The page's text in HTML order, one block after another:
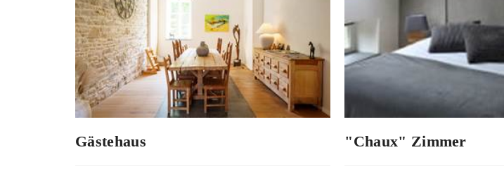
Gästehaus "Chaux" Zimmer